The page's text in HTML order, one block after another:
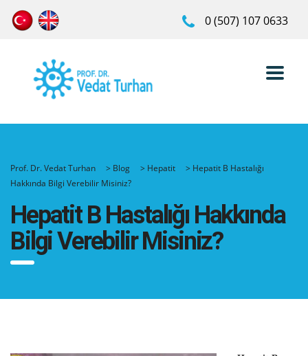
0 (507) 107 0633
Prof. Dr. Vedat Turhan > Blog > Hepatit > Hepatit B Hastalığı
Hakkında Bilgi Verebilir Misiniz?
Hepatit B Hastalığı Hakkında
Bilgi Verebilir Misiniz?